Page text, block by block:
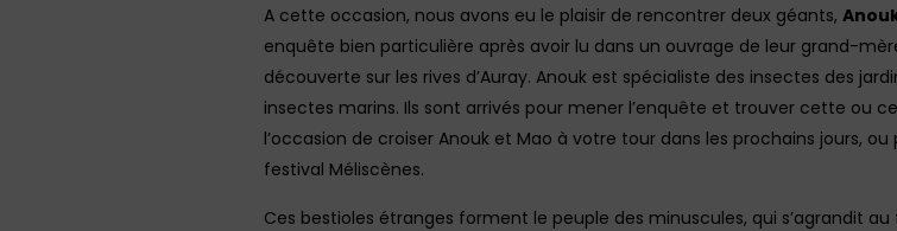
A cette occasion, nous avons eu le plaisir de rencontrer deux géants,
enquête bien particulière après avoir lu dans un ouvrage de leur grand-
découverte sur les rives d’Auray. Anouk est spécialiste des insectes des
insectes marins. Ils sont arrivés pour mener l’enquête et trouver cette ou
l’occasion de croiser Anouk et Mao à votre tour dans les prochains jours,
festival Méliscènes.
Ces bestioles étranges forment le peuple des minuscules, qui s’agrandit